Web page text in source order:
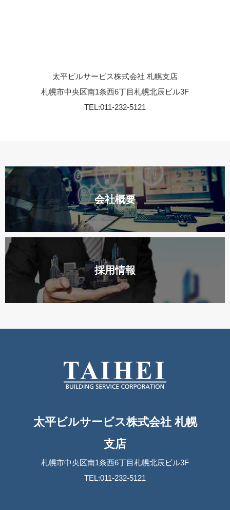
太平ビルサービス株式会社 札幌支店
札幌市中央区南1条西6丁目札幌北辰ビル3F
TEL:011-232-5121
会社概要
採用情報
太平ビルサービス株式会社 札幌
支店
札幌市中央区南1条西6丁目札幌北辰ビル3F
TEL:011-232-5121